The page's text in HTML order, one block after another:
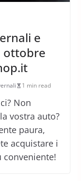
e
ottobre
1 min read
Non
vostra auto?
paura,
acquistare i